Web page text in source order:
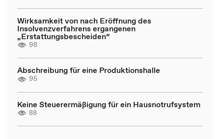
Wirksamkeit von nach Eröffnung des
Insolvenzverfahrens ergangenen
„Erstattungsbescheiden“
98
Abschreibung für eine Produktionshalle
95
Keine Steuerermäßigung für ein Hausnotrufsystem
88